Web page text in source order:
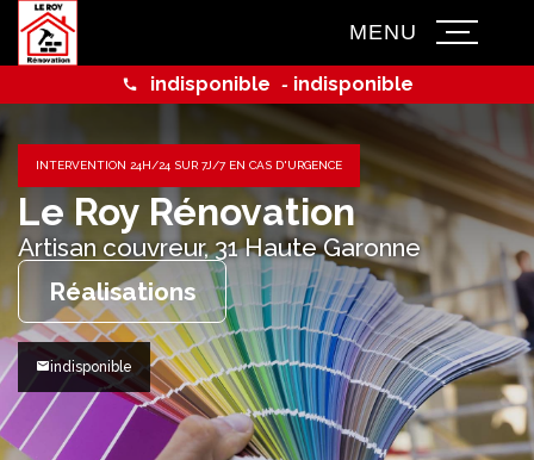
indisponible - indisponible
MENU
INTERVENTION 24H/24 SUR 7J/7 EN CAS D'URGENCE
Le Roy Rénovation
Artisan couvreur,31 Haute Garonne
Réalisations
indisponible